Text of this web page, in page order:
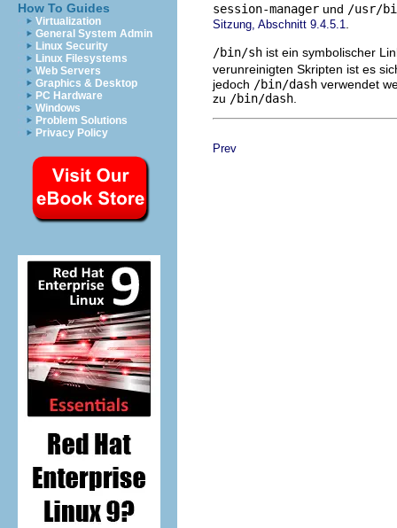
How To Guides
Virtualization
General System Admin
Linux Security
Linux Filesystems
Web Servers
Graphics & Desktop
PC Hardware
Windows
Problem Solutions
Privacy Policy
session-manager und /usr/
Sitzung, Abschnitt 9.4.5.1
/bin/sh ist ein symbolischer
verunreinigten Skripten ist es
jedoch /bin/dash verwendet
zu /bin/dash
Prev